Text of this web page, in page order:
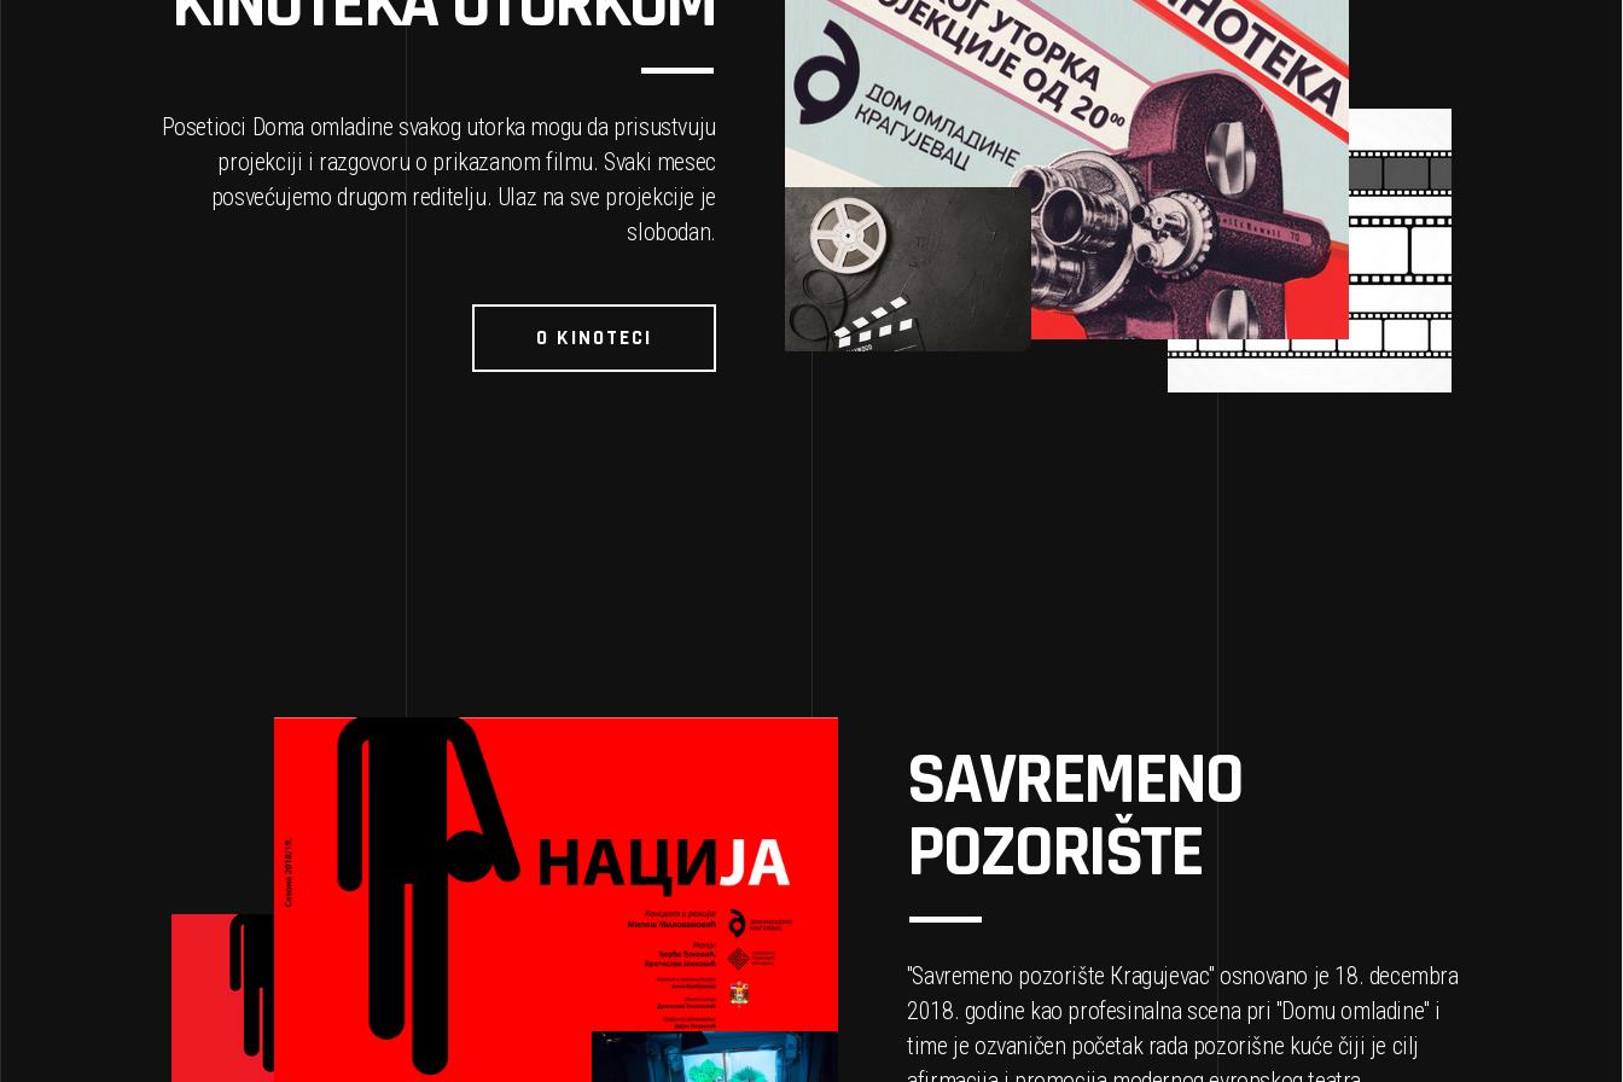
Posetioci Doma omladine svakog utorka mogu da prisustvuju
projekciji i razgovoru o prikazanom filmu. Svaki mesec
posvećujemo drugom reditelju. Ulaz na sve projekcije je
slobodan.
O KINOTECI
SAVREMENO
POZORIŠTE
''Savremeno pozorište Кragujevac'' osnovano je 18. decembra
2018. godine kao profesinalna scena pri ''Domu omladine'' i
time je ozvaničen početak rada pozorišne kuće čiji je cilj